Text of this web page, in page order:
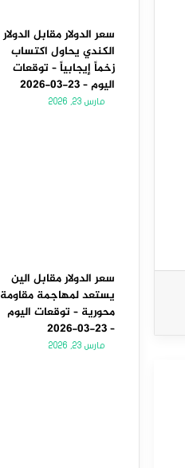
سعر الدولار مقابل الدولار
الكندي يحاول اكتساب
زخماً إيجابياً – توقعات
اليوم – 23-03-2026
مارس 23, 2026
سعر الدولار مقابل الين
يستعد لمهاجمة مقاومة
محورية – توقعات اليوم
– 23-03-2026
مارس 23, 2026